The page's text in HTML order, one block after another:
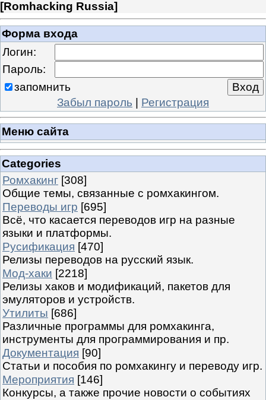
[Romhacking Russia]
Форма входа
Логин:
Пароль:
запомнить
Забыл пароль | Регистрация
Меню сайта
Categories
Ромхакинг [308]
Общие темы, связанные с ромхакингом.
Переводы игр [695]
Всё, что касается переводов игр на разные
языки и платформы.
Русификация [470]
Релизы переводов на русский язык.
Мод-хаки [2218]
Релизы хаков и модификаций, пакетов для
эмуляторов и устройств.
Утилиты [686]
Различные программы для ромхакинга,
инструменты для программирования и пр.
Документация [90]
Статьи и пособия по ромхакингу и переводу игр.
Мероприятия [146]
Конкурсы, а также прочие новости о событиях